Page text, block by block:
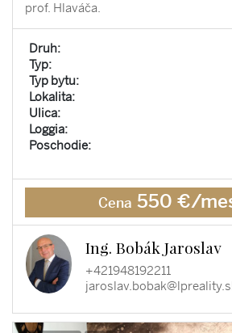
prof. Hlaváča.
Druh:
Typ:
Typ bytu:
Lokalita:
Ulica:
Loggia:
Poschodie:
Cena 550 €/
Ing. Bobák Jaroslav
+421948192211